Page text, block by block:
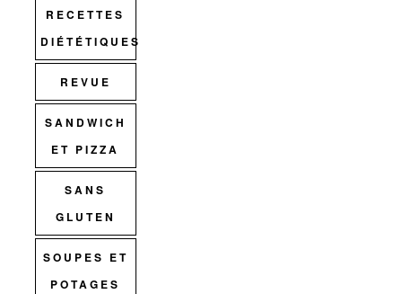
RECETTES
DIÉTÉTIQUES
REVUE
SANDWICH
ET PIZZA
SANS
GLUTEN
SOUPES ET
POTAGES